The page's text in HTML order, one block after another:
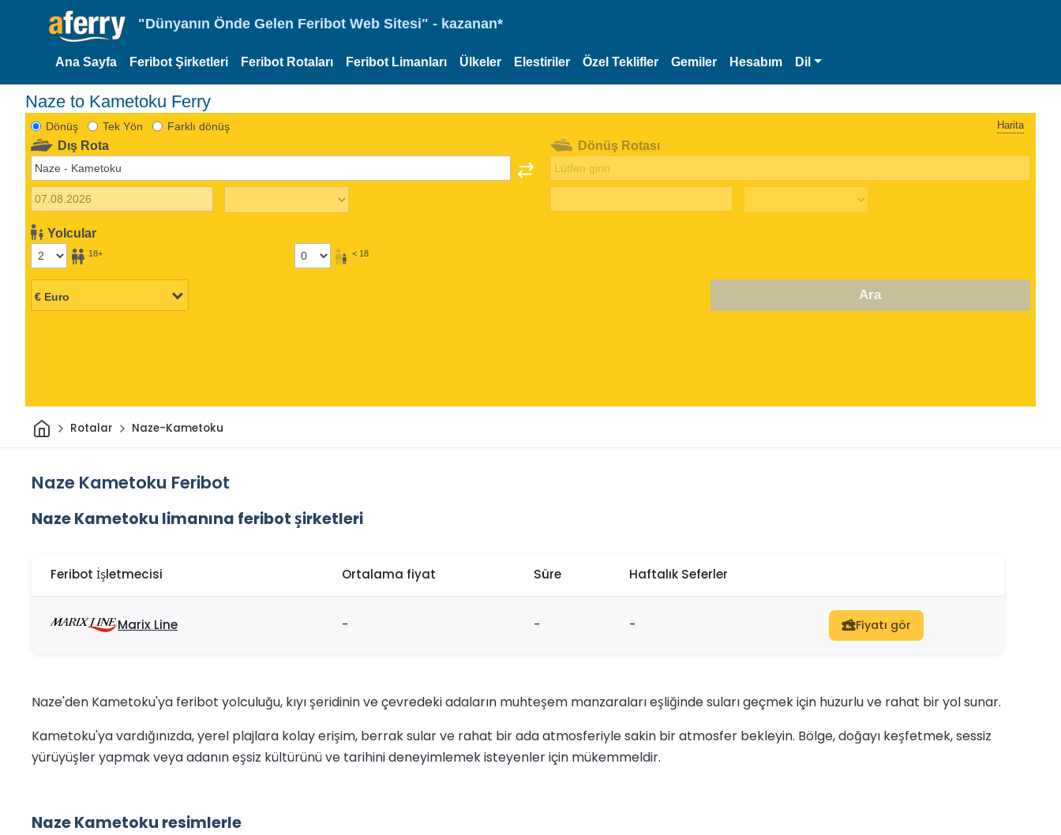
"Dünyanın Önde Gelen Feribot Web Sitesi" - kazanan*
Ana Sayfa Feribot Şirketleri Feribot Rotaları Feribot Limanları Ülkeler Elestiriler Özel Teklifler Gemiler Hesabım Dil
Naze to Kametoku Ferry
Dönüş Tek Yön Farklı dönüş Harita
Dış Rota
Yolcular
18+ < 18
Dönüş Rotası
Ara
Ev Rotalar Naze-Kametoku
Naze Kametoku Feribot
Naze Kametoku limanına feribot şirketleri
Feribot İşletmecisi Ortalama fiyat Süre Haftalık Seferler
Marix Line - - - Fiyatı gör
Naze'den Kametoku'ya feribot yolculuğu, kıyı şeridinin ve çevredeki adaların muhteşem manzaraları eşliğinde suları geçmek için huzurlu ve rahat bir yol sunar.
Kametoku'ya vardığınızda, yerel plajlara kolay erişim, berrak sular ve rahat bir ada atmosferiyle sakin bir atmosfer bekleyin. Bölge, doğayı keşfetmek, sessiz
yürüyüşler yapmak veya adanın eşsiz kültürünü ve tarihini deneyimlemek isteyenler için mükemmeldir.
Naze Kametoku resimlerle